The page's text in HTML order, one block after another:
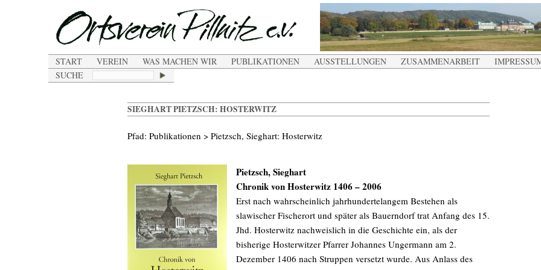
START VEREIN WAS MACHEN WIR PUBLIKATIONEN AUSSTELLUNGEN ZUSAMMENARBEIT
SUCHE
SIEGHART PIETZSCH: HOSTERWITZ
Pfad: Publikationen > Pietzsch, Sieghart: Hosterwitz
Pietzsch, Sieghart
Chronik von Hosterwitz 1406 – 2006
Erst nach wahrscheinlich jahrhundertelangem Bestehen als
slawischer Fischerort und später als Bauerndorf trat Anfang des 15.
Jhd. Hosterwitz nachweislich in die Geschichte ein, als der
bisherige Hosterwitzer Pfarrer Johannes Ungermann am 2.
Dezember 1406 nach Struppen versetzt wurde. Aus Anlass des